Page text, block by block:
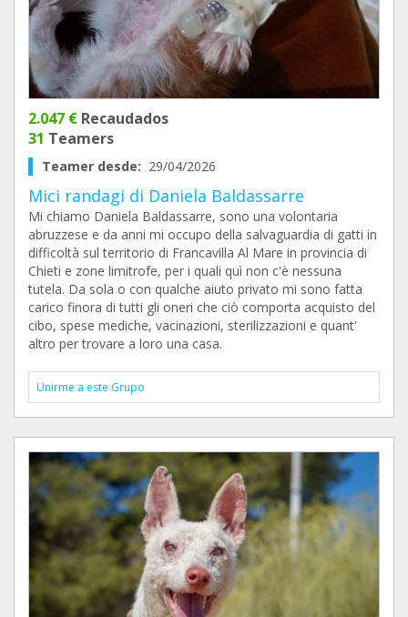
2.047 € Recaudados
31 Teamers
Teamer desde: 29/04/2026
Mici randagi di Daniela Baldassarre
Mi chiamo Daniela Baldassarre, sono una volontaria
abruzzese e da anni mi occupo della salvaguardia di gatti in
difficoltà sul territorio di Francavilla Al Mare in provincia di
Chieti e zone limitrofe, per i quali quì non c'è nessuna
tutela. Da sola o con qualche aiuto privato mi sono fatta
carico finora di tutti gli oneri che ciò comporta acquisto del
cibo, spese mediche, vacinazioni, sterilizzazioni e quant'
altro per trovare a loro una casa.
Unirme a este Grupo